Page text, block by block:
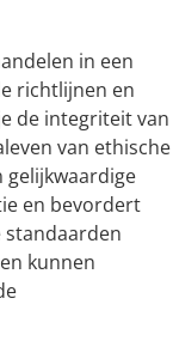
in een
richtlijnen en
de integriteit van
van ethische
en bevordert
standaarden
kunnen